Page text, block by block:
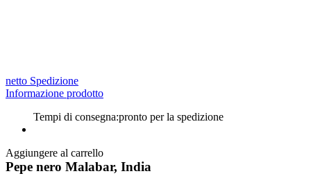
netto Spedizione
Informazione prodotto
Tempi di consegna:pronto per la spedizione
Aggiungere al carrello
Pepe nero Malabar, India